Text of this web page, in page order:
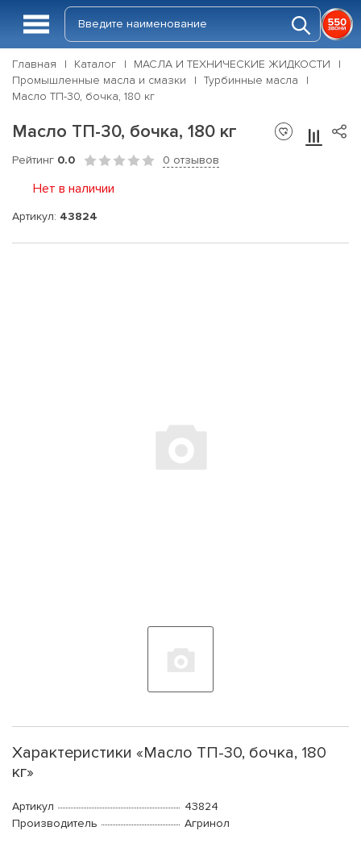
Главная Каталог
МАСЛА И ТЕХНИЧЕСКИЕ ЖИДКОСТИ
Промышленные масла и смазки
Турбинные масла
Масло ТП-30, бочка, 180 кг
Масло ТП-30, бочка, 180 кг
Рейтинг 0.0 0 отзывов
Нет в наличии
Артикул: 43824
Характеристики «Масло ТП-30, бочка, 180
кг»
Артикул
43824
Производитель
Агринол